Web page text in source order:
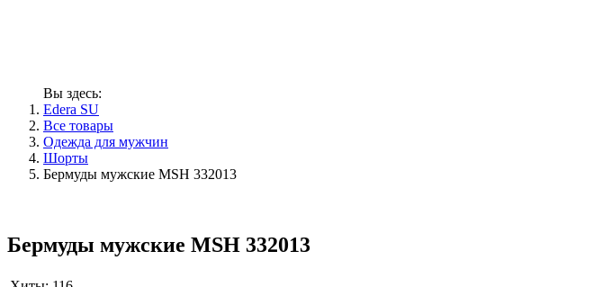
Вы здесь:
Edera SU
Все товары
Одежда для мужчин
Шорты
Бермуды мужские MSH 332013
Бермуды мужские MSH 332013